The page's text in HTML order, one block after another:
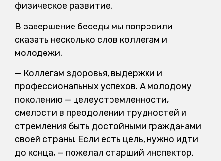
физическое развитие.
В завершение беседы мы попросили
сказать несколько слов коллегам и
молодежи.
— Коллегам здоровья, выдержки и
профессиональных успехов. А молодому
поколению — целеустремленности,
смелости в преодолении трудностей и
стремления быть достойными гражданами
своей страны. Если есть цель, нужно идти
до конца, — пожелал старший инспектор.